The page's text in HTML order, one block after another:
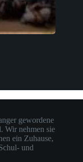
gewordene
Wir nehmen sie
ein Zuhause,
und